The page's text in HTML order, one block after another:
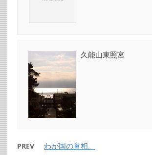
久能山東照宮
PREV わが国の首相。